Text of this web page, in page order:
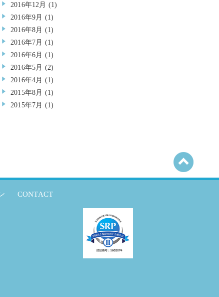
2016年12月 (1)
2016年9月 (1)
2016年8月 (1)
2016年7月 (1)
2016年6月 (1)
2016年5月 (2)
2016年4月 (1)
2015年8月 (1)
2015年7月 (1)
CONTACT